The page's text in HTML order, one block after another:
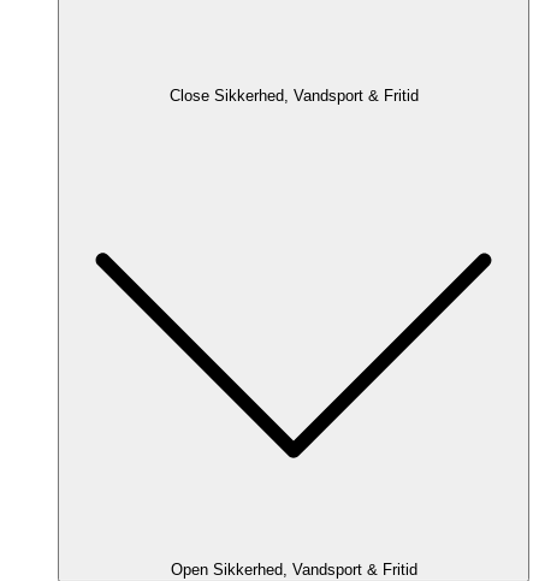
Close Sikkerhed, Vandsport & Fritid
Open Sikkerhed, Vandsport & Fritid